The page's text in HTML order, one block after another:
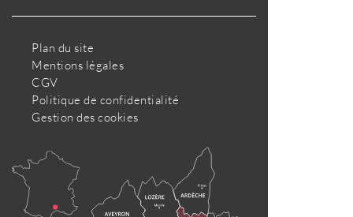
Plan du site
Mentions légales
CGV
Politique de confidentialité
Gestion des cookies